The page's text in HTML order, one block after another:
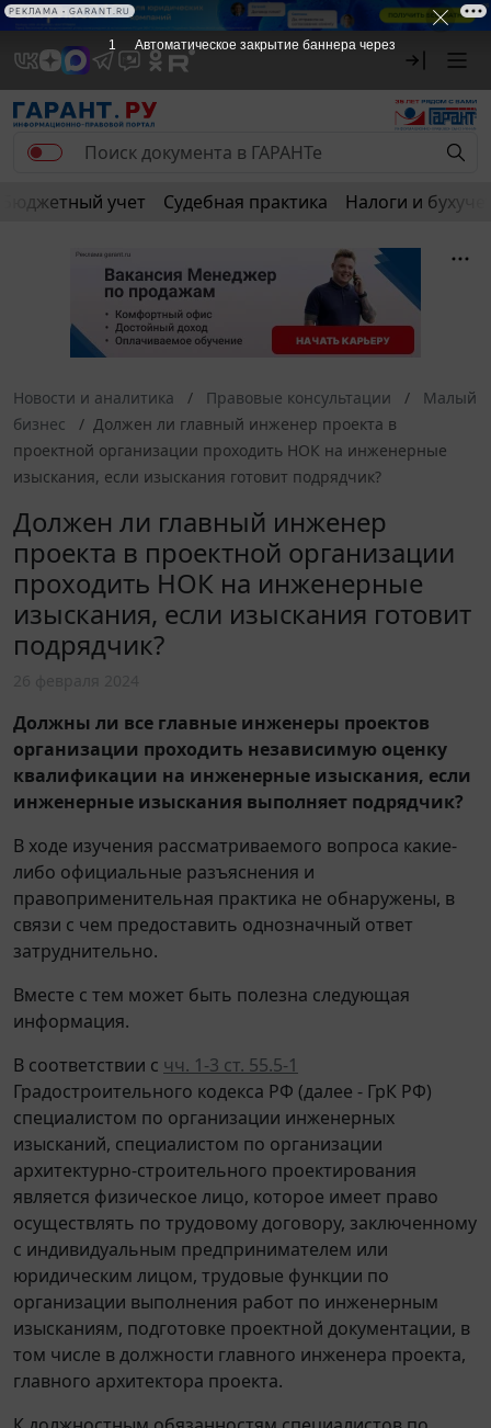
РЕКЛАМА
Бюджетный учет Судебная практика Налоги и
Новости и аналитика Правовые консультации
Малый
бизнес
Должен ли главный инженер проекта в
проектной организации проходить НОК на инженерные
изыскания, если изыскания готовит подрядчик?
Должен ли главный инженер
проекта в проектной организации
проходить НОК на инженерные
изыскания, если изыскания готовит
подрядчик?
Должны ли все главные инженеры проектов
организации проходить независимую оценку
квалификации на инженерные изыскания, если
инженерные изыскания выполняет подрядчик?
В ходе изучения рассматриваемого вопроса какие-
либо официальные разъяснения и
правоприменительная практика не обнаружены, в
связи с чем предоставить однозначный ответ
затруднительно.
Вместе с тем может быть полезна следующая
информация.
В соответствии с чч. 1-3 ст. 55.5-1
Градостроительного кодекса РФ (далее - ГрК РФ)
специалистом по организации инженерных
изысканий, специалистом по организации
архитектурно-строительного проектирования
является физическое лицо, которое имеет право
осуществлять по трудовому договору, заключенному
с индивидуальным предпринимателем или
юридическим лицом, трудовые функции по
организации выполнения работ по инженерным
изысканиям, подготовке проектной документации, в
том числе в должности главного инженера проекта,
главного архитектора проекта.